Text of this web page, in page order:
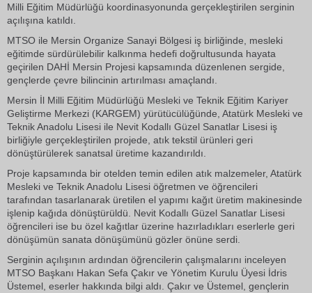
Milli Eğitim Müdürlüğü koordinasyonunda gerçekleştirilen serginin
açılışına katıldı.
MTSO ile Mersin Organize Sanayi Bölgesi iş birliğinde, mesleki
eğitimde sürdürülebilir kalkınma hedefi doğrultusunda hayata
geçirilen DAHİ Mersin Projesi kapsamında düzenlenen sergide,
gençlerde çevre bilincinin artırılması amaçlandı.
Mersin İl Milli Eğitim Müdürlüğü Mesleki ve Teknik Eğitim Kariyer
Geliştirme Merkezi (KARGEM) yürütücülüğünde, Atatürk Mesleki ve
Teknik Anadolu Lisesi ile Nevit Kodallı Güzel Sanatlar Lisesi iş
birliğiyle gerçekleştirilen projede, atık tekstil ürünleri geri
dönüştürülerek sanatsal üretime kazandırıldı.
Proje kapsamında bir otelden temin edilen atık malzemeler, Atatürk
Mesleki ve Teknik Anadolu Lisesi öğretmen ve öğrencileri
tarafından tasarlanarak üretilen el yapımı kağıt üretim makinesinde
işlenip kağıda dönüştürüldü. Nevit Kodallı Güzel Sanatlar Lisesi
öğrencileri ise bu özel kağıtlar üzerine hazırladıkları eserlerle geri
dönüşümün sanata dönüşümünü gözler önüne serdi.
Serginin açılışının ardından öğrencilerin çalışmalarını inceleyen
MTSO Başkanı Hakan Sefa Çakır ve Yönetim Kurulu Üyesi İdris
Üstemel, eserler hakkında bilgi aldı. Çakır ve Üstemel, gençlerin